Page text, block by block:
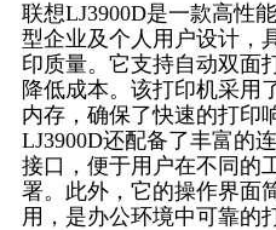
联想LJ3900D是一款高性
型企业及个人用户设计，
印质量。它支持自动双面
降低成本。该打印机采用
内存，确保了快速的打印
LJ3900D还配备了丰富的
接口，便于用户在不同的
署。此外，它的操作界面
用，是办公环境中可靠的